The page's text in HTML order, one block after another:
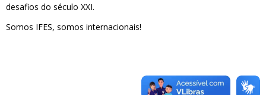
desafios do século XXI.
Somos IFES, somos internacionais!